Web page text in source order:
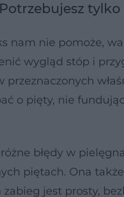
tylko
nam nie pomoże,
wygląd stóp i
o pięty, nie
błędy w
piętach. Ona
jest prosty,